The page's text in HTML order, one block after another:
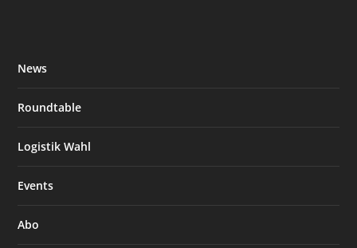
News
Roundtable
Logistik Wahl
Events
Abo